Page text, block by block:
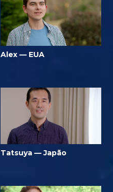
Alex — EUA
Tatsuya — Japão